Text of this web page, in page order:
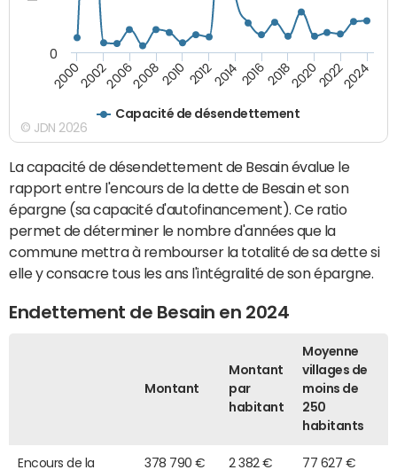
Capacité de désendettement
20002002200620082010 2012201420162018202020222024
0
© JDN 2026
La capacité de désendettement de Besain évalue le
rapport entre l'encours de la dette de Besain et son
épargne (sa capacité d'autofinancement). Ce ratio
permet de déterminer le nombre d'années que la
commune mettra à rembourser la totalité de sa dette si
elle y consacre tous les ans l'intégralité de son épargne.
Endettement de Besain en 2024
Montant
Montant
par
habitant
Moyenne
villages de
moins de
250
habitants
Encours de la
378 790 € 2 382 € 77 627 €